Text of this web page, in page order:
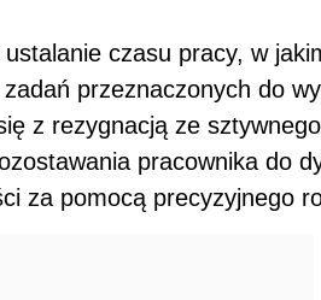
czasu pracy, w
przeznaczonych do
z rezygnacją ze
pracownika do
za pomocą precyzyjnego